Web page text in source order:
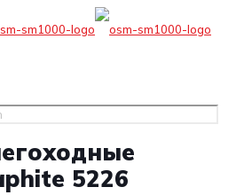
5226